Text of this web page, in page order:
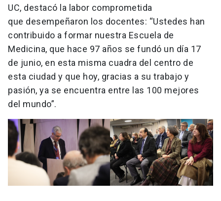
UC, destacó la labor comprometida
que desempeñaron los docentes: “Ustedes han
contribuido a formar nuestra Escuela de
Medicina, que hace 97 años se fundó un día 17
de junio, en esta misma cuadra del centro de
esta ciudad y que hoy, gracias a su trabajo y
pasión, ya se encuentra entre las 100 mejores
del mundo”.